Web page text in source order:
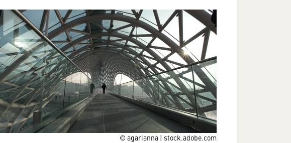
© agarianna | stock.adobe.com